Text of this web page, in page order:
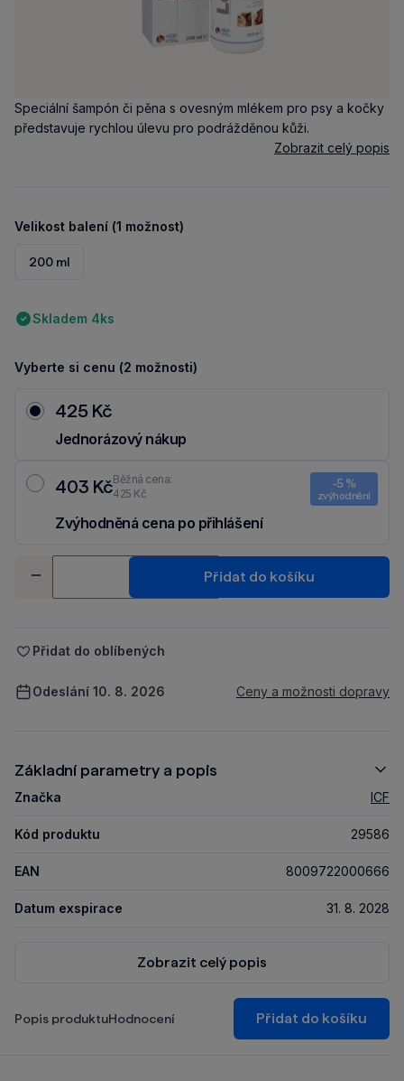
Speciální šampón či pěna s ovesným mlékem pro psy a kočky
představuje rychlou úlevu pro podrážděnou kůži.
Zobrazit celý popis
Velikost balení (1 možnost)
200 ml
Skladem 4ks
Vyberte si cenu (2 možnosti)
425 Kč
Jednorázový nákup
403 KčBěžná cena:
425 Kč
-5 %
zvýhodnění
Zvýhodněná cena po přihlášení
-
+
Přidat do košíku
Přidat do oblíbených
Odeslání 10. 8. 2026 Ceny a možnosti dopravy
Základní parametry a popis
Značka ICF
Kód produktu 29586
EAN 8009722000666
Datum exspirace 31. 8. 2028
Zobrazit celý popis
Popis produktuHodnocení Přidat do košíku